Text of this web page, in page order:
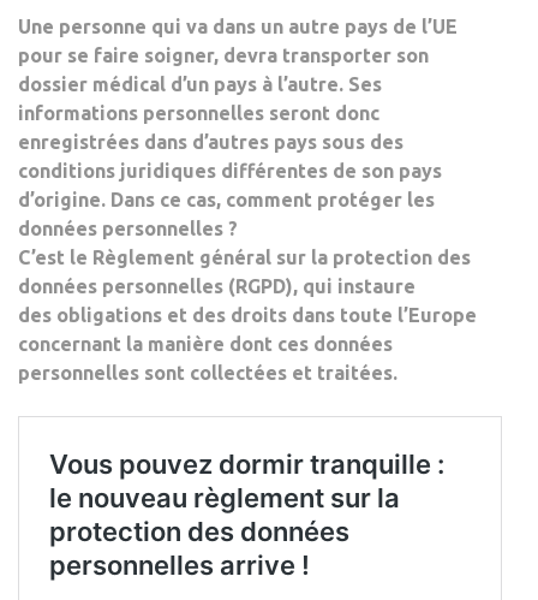
Une personne qui va dans un autre pays de l’UE
pour se faire soigner, devra transporter son
dossier médical d’un pays à l’autre. Ses
informations personnelles seront donc
enregistrées dans d’autres pays sous des
conditions juridiques différentes de son pays
d’origine. Dans ce cas, comment protéger les
données personnelles ?
C’est le Règlement général sur la protection des
données personnelles (RGPD), qui instaure
des obligations et des droits dans toute l’Europe
concernant la manière dont ces données
personnelles sont collectées et traitées.